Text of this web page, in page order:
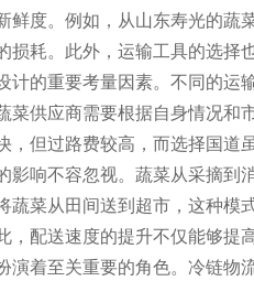
鲜度。例如，从山东寿光的蔬
损耗。此外，运输工具的选择
计的重要考量因素。不同的运
菜供应商需要根据自身情况
，但过路费较高，而选择国道
影响不容忽视。蔬菜从采摘
蔬菜从田间送到超市，这种模
，配送速度的提升不仅能够提
演着至关重要的角色。冷链物